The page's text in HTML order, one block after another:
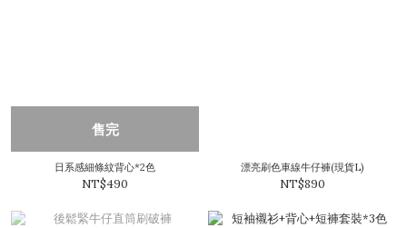
售完
日系感細條紋背心*2色
NT$490
漂亮刷色車線牛仔褲(現貨L)
NT$890